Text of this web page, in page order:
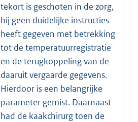
tekort is geschoten in de zorg,
hij geen duidelijke instructies
heeft gegeven met betrekking
tot de temperatuurregistratie
en de terugkoppeling van de
daaruit vergaarde gegevens.
Hierdoor is een belangrijke
parameter gemist. Daarnaast
had de kaakchirurg toen de